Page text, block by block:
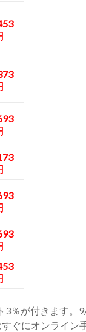
3％が付きます
ぐにオンライン